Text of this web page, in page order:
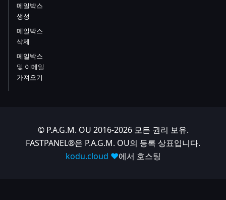
메일박스
생성
메일박스
삭제
메일박스
및 이메일
가져오기
© P.A.G.M. OU 2016-2026 모든 권리 보유.
FASTPANEL®은 P.A.G.M. OU의 등록 상표입니다.
kodu.cloud ❤️에서 호스팅